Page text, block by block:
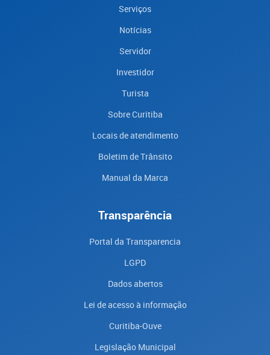
Serviços
Notícias
Servidor
Investidor
Turista
Sobre Curitiba
Locais de atendimento
Boletim de Trânsito
Manual da Marca
Transparência
Portal da Transparencia
LGPD
Dados abertos
Lei de acesso à informação
Curitiba-Ouve
Legislação Municipal